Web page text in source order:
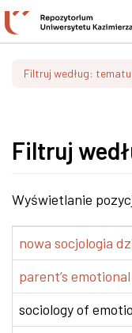
Filtruj według: tematu
Filtruj
Wyświetlanie
nowa socjologia
parent’s
sociology of